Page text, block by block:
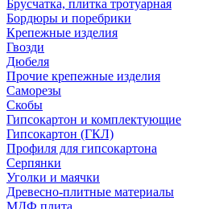
Брусчатка, плитка тротуарная
Бордюры и поребрики
Крепежные изделия
Гвозди
Дюбеля
Прочие крепежные изделия
Саморезы
Скобы
Гипсокартон и комплектующие
Гипсокартон (ГКЛ)
Профиля для гипсокартона
Серпянки
Уголки и маячки
Древесно-плитные материалы
МДФ плита